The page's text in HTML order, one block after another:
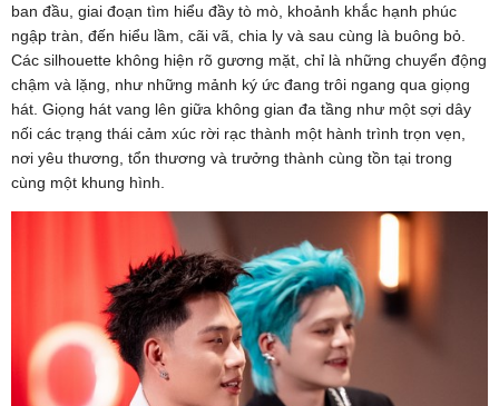
ban đầu, giai đoạn tìm hiểu đầy tò mò, khoảnh khắc hạnh phúc
ngập tràn, đến hiểu lầm, cãi vã, chia ly và sau cùng là buông bỏ.
Các silhouette không hiện rõ gương mặt, chỉ là những chuyển động
chậm và lặng, như những mảnh ký ức đang trôi ngang qua giọng
hát. Giọng hát vang lên giữa không gian đa tầng như một sợi dây
nối các trạng thái cảm xúc rời rạc thành một hành trình trọn vẹn,
nơi yêu thương, tổn thương và trưởng thành cùng tồn tại trong
cùng một khung hình.